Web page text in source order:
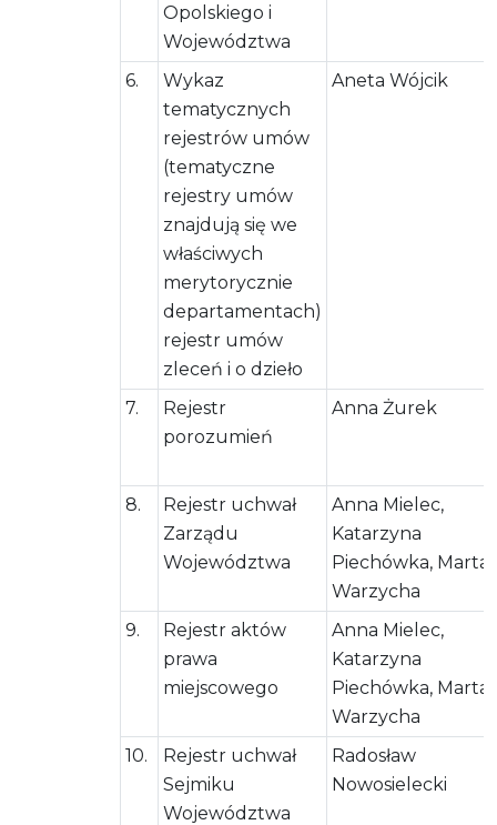
Opolskiego i
Województwa
6.
Wykaz
tematycznych
rejestrów umów
(tematyczne
rejestry umów
znajdują się we
właściwych
merytorycznie
departamentach)
rejestr umów
zleceń i o dzieło
Aneta Wójcik
7.
Rejestr
porozumień
Anna Żurek
8.
Rejestr uchwał
Zarządu
Województwa
Anna Mielec,
Katarzyna
Piechówka, Marta
Warzycha
9.
Rejestr aktów
prawa
miejscowego
Anna Mielec,
Katarzyna
Piechówka, Marta
Warzycha
10.
Rejestr uchwał
Sejmiku
Województwa
Radosław
Nowosielecki